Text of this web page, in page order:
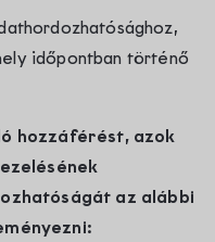
időpontban történő
hozzáférést, azok
az alábbi